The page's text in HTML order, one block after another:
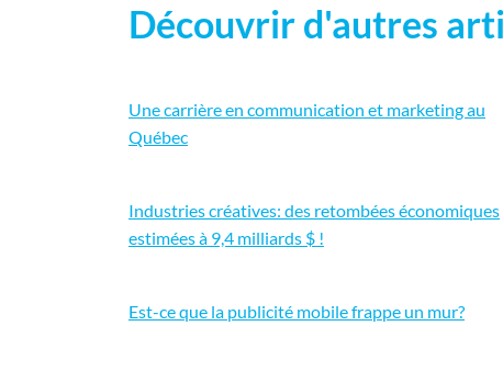
Découvrir d'autres
Une carrière en communication et marketing au
Québec
Industries créatives: des retombées économiques
estimées à 9,4 milliards $ !
Est-ce que la publicité mobile frappe un mur?